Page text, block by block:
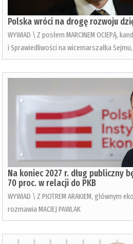
Polska wróci na drogę rozwoju
WYWIAD \ Z posłem MARCINEM OCIEPĄ,
i Sprawiedliwości na wicemarszałka Sejmu,
Na koniec 2027 r. dług publiczny
70 proc. w relacji do PKB
WYWIAD \ Z PIOTREM ARAKIEM, głównym
rozmawia MACIEJ PAWLAK